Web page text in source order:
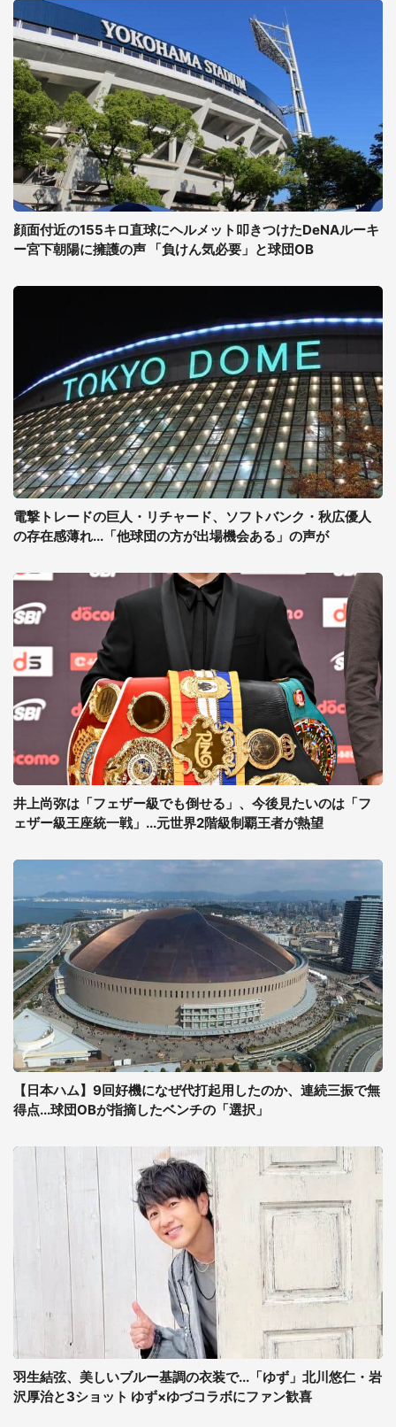
顔面付近の155キロ直球にヘルメット叩きつけたDeNAルーキ
ー宮下朝陽に擁護の声 「負けん気必要」と球団OB
電撃トレードの巨人・リチャード、ソフトバンク・秋広優人
の存在感薄れ...「他球団の方が出場機会ある」の声が
井上尚弥は「フェザー級でも倒せる」、今後見たいのは「フ
ェザー級王座統一戦」...元世界2階級制覇王者が熱望
【日本ハム】9回好機になぜ代打起用したのか、連続三振で無
得点...球団OBが指摘したベンチの「選択」
羽生結弦、美しいブルー基調の衣装で...「ゆず」北川悠仁・岩
沢厚治と3ショット ゆず×ゆづコラボにファン歓喜